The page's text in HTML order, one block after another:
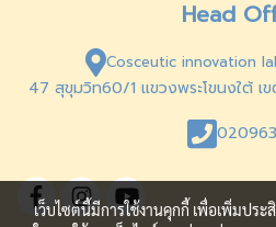
Head
Cosceutic innovation
47 สุขุมวิท60/1 แขวงพระโขนงใต้ เ
เว็บไซต์นี้มีการใช้งานคุกกี้ เพื่อเพิ่มป